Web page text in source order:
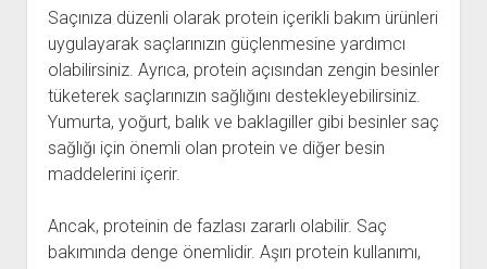
Saçınıza düzenli olarak protein içerikli bakım ürünleri
uygulayarak saçlarınızın güçlenmesine yardımcı
olabilirsiniz. Ayrıca, protein açısından zengin besinler
tüketerek saçlarınızın sağlığını destekleyebilirsiniz.
Yumurta, yoğurt, balık ve baklagiller gibi besinler saç
sağlığı için önemli olan protein ve diğer besin
maddelerini içerir.
Ancak, proteinin de fazlası zararlı olabilir. Saç
bakımında denge önemlidir. Aşırı protein kullanımı,